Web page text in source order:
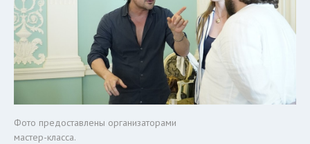
Фото предоставлены организаторами
мастер-класса.